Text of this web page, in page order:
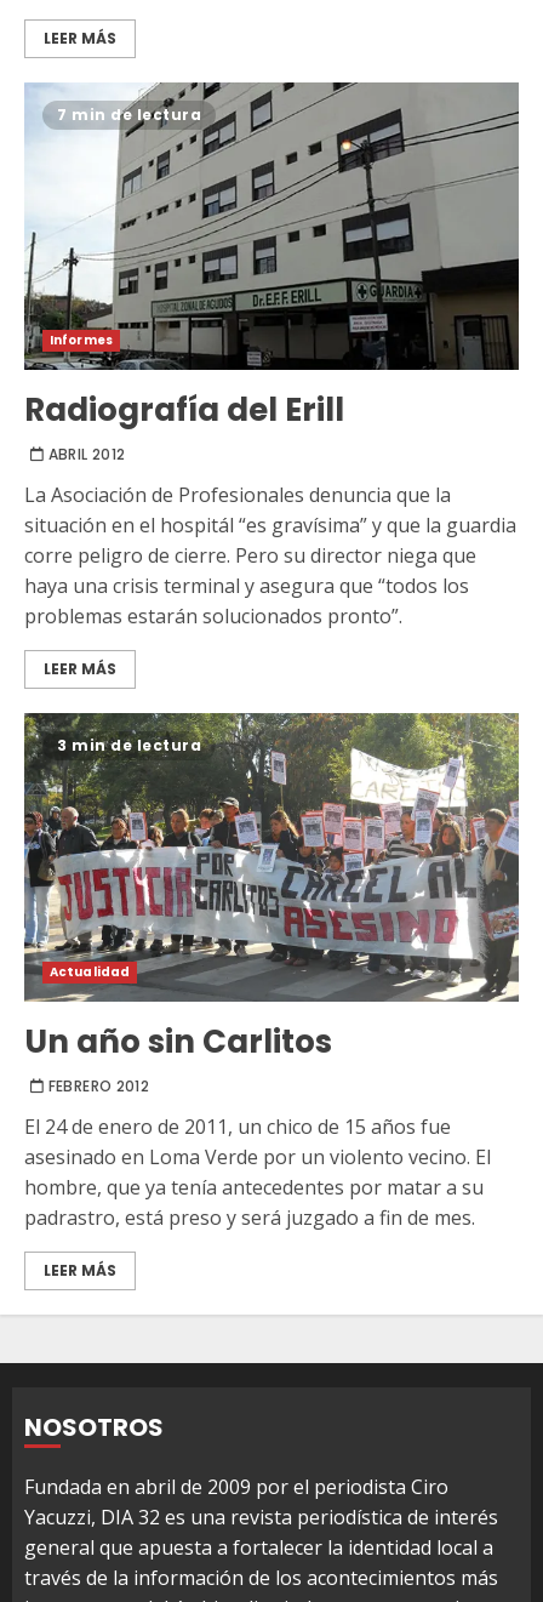
LEER MÁS
7 min de lectura
Informes
Radiografía del Erill
ABRIL 2012
La Asociación de Profesionales denuncia que la
situación en el hospitál “es gravísima” y que la guardia
corre peligro de cierre. Pero su director niega que
haya una crisis terminal y asegura que “todos los
problemas estarán solucionados pronto”.
LEER MÁS
3 min de lectura
Actualidad
Un año sin Carlitos
FEBRERO 2012
El 24 de enero de 2011, un chico de 15 años fue
asesinado en Loma Verde por un violento vecino. El
hombre, que ya tenía antecedentes por matar a su
padrastro, está preso y será juzgado a fin de mes.
LEER MÁS
NOSOTROS
Fundada en abril de 2009 por el periodista Ciro
Yacuzzi, DIA 32 es una revista periodística de interés
general que apuesta a fortalecer la identidad local a
través de la información de los acontecimientos más